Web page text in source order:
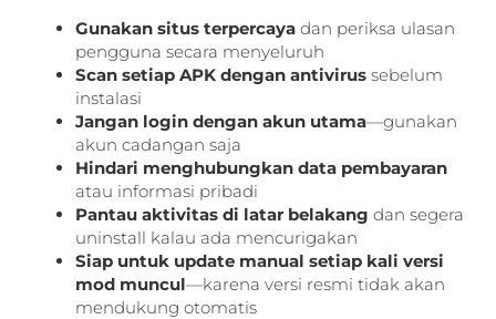
Gunakan situs terpercaya dan periksa ulasan
pengguna secara menyeluruh
Scan setiap APK dengan antivirus sebelum
instalasi
Jangan login dengan akun utama—gunakan
akun cadangan saja
Hindari menghubungkan data pembayaran
atau informasi pribadi
Pantau aktivitas di latar belakang dan segera
uninstall kalau ada mencurigakan
Siap untuk update manual setiap kali versi
mod muncul—karena versi resmi tidak akan
mendukung otomatis